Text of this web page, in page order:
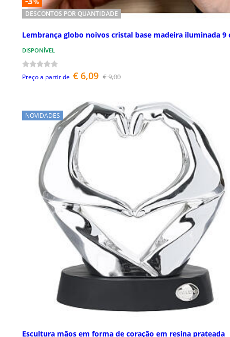
%
DESCONTOS POR QUANTIDADE
Lembrança globo noivos cristal base madeira iluminada 9
DISPONÍVEL
Preço a partir de € 6,09 € 9,00
NOVIDADES
Escultura mãos em forma de coração em resina prateada